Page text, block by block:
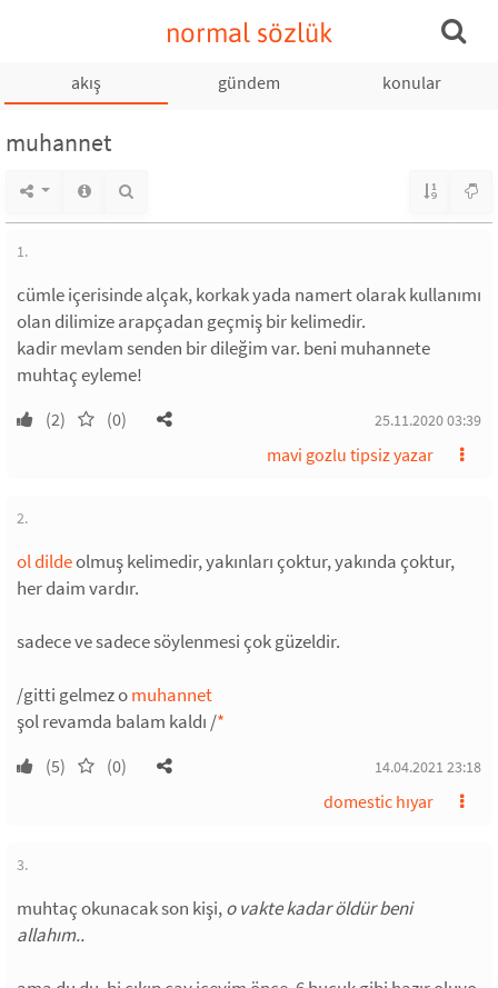
normal sözlük
akış gündem konular
muhannet
1.
cümle içerisinde alçak, korkak yada namert olarak kullanımı
olan dilimize arapçadan geçmiş bir kelimedir.
kadir mevlam senden bir dileğim var. beni muhannete
muhtaç eyleme!
(2) (0) 25.11.2020 03:39
mavi gozlu tipsiz yazar
2.
ol dildeolmuş kelimedir, yakınları çoktur, yakında çoktur,
her daim vardır.
sadece ve sadece söylenmesi çok güzeldir.
/gitti gelmez omuhannet
şol revamda balam kaldı /*
(5) (0) 14.04.2021 23:18
domestic hıyar
3.
muhtaç okunacak son kişi,o vakte kadar öldür beni
allahım..